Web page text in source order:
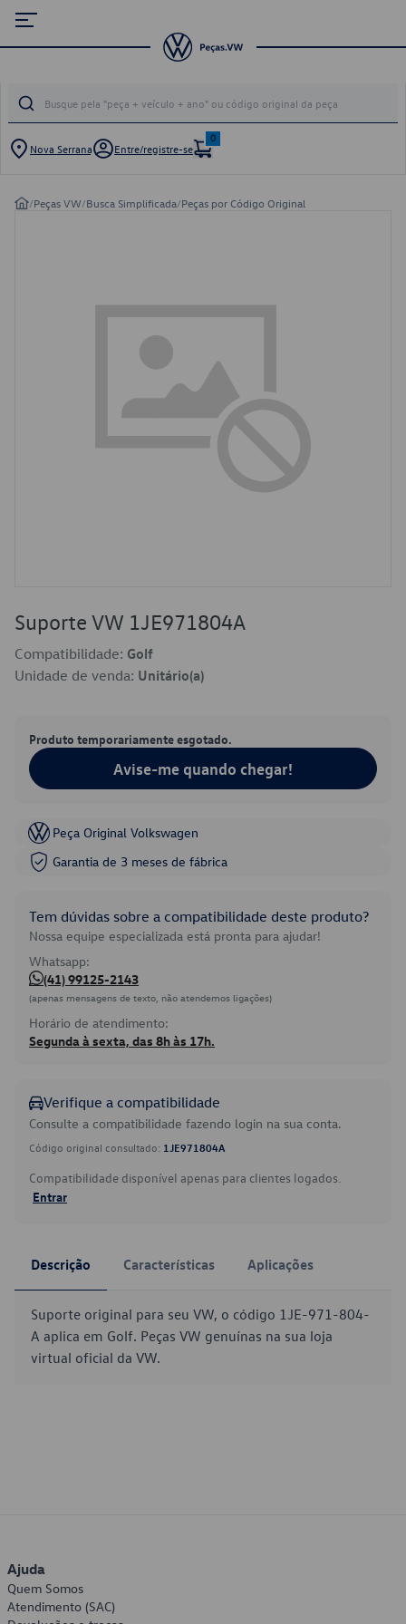
Nova Serrana Entre/registre-se
0
/Peças VW/Busca Simplificada/Peças por Código Original
Suporte VW 1JE971804A
Compatibilidade: Golf
Unidade de venda: Unitário(a)
Produto temporariamente esgotado.
Avise-me quando chegar!
Peça Original Volkswagen
Garantia de 3 meses de fábrica
Tem dúvidas sobre a compatibilidade deste produto?
Nossa equipe especializada está pronta para ajudar!
Whatsapp:
(41) 99125-2143
(apenas mensagens de texto, não atendemos ligações)
Horário de atendimento:
Segunda à sexta, das 8h às 17h.
Verifique a compatibilidade
Consulte a compatibilidade fazendo login na sua conta.
Código original consultado: 1JE971804A
Compatibilidade disponível apenas para clientes logados.
Entrar
Descrição Características Aplicações
Suporte original para seu VW, o código 1JE-971-804-
A aplica em Golf. Peças VW genuínas na sua loja
virtual oficial da VW.
Ajuda
Quem Somos
Atendimento (SAC)